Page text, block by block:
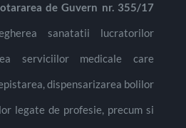
de Guvern nr. 355/17
sanatatii lucratorilor
serviciilor medicale care
dispensarizarea bolilor
legate de profesie, precum si